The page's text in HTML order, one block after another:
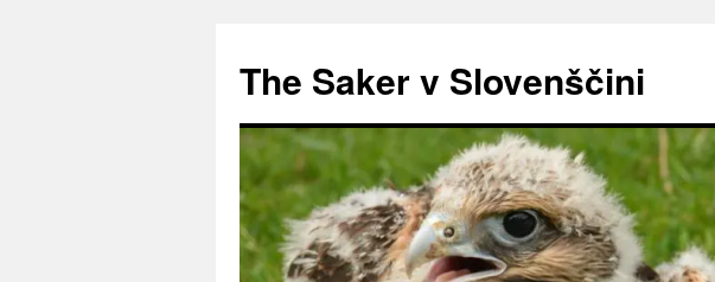
vsebino
The Saker v Slovenščini